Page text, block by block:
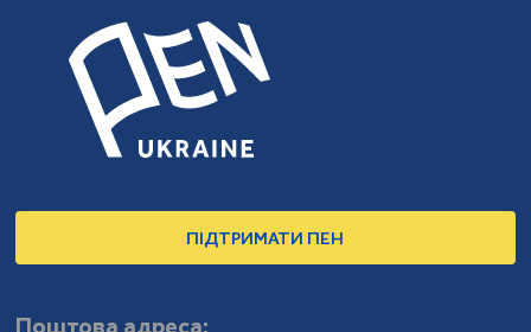
ПІДТРИМАТИ ПЕН